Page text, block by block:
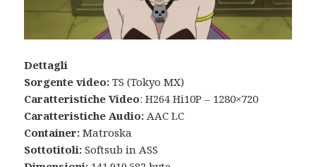
Dettagli
Sorgente video:TS (Tokyo MX)
Caratteristiche Video: H264 Hi10P – 1280×720
Caratteristiche Audio: AAC LC
Container: Matroska
Sottotitoli: Softsub in ASS